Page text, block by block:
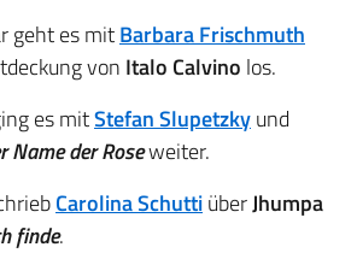
geht es mitBarbara Frischmuth
von Italo Calvino los.
es mitStefan Slupetzkyund
Name der Roseweiter.
Carolina SchuttiüberJhumpa
finde.